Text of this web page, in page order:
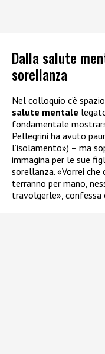
Dalla salute
sorellanza
Nel colloquio c’è
salute mentale
fondamentale
Pellegrini ha avuto
l’isolamento») – ma
immagina per le sue
sorellanza. «Vorrei che
terranno per mano,
travolgerle», confessa